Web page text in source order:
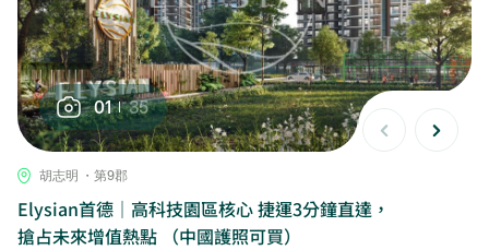
01 35
胡志明 ・第9郡
Elysian首德｜高科技園區核心 捷運3分鐘直達，
搶占未來增值熱點 （中國護照可買）